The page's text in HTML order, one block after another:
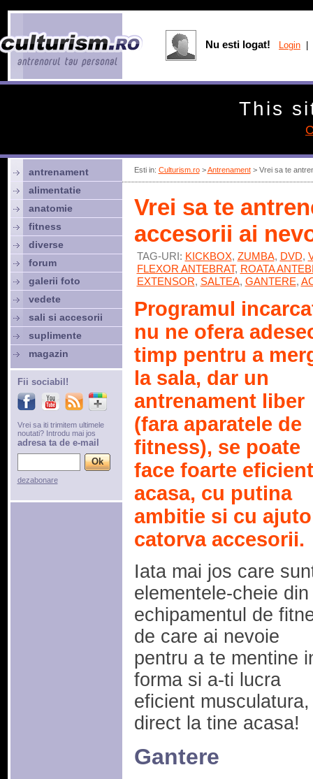
Esti in: Culturism.ro>Antrenament> Vrei sa te
Vrei sa te
accesorii ai
TAG-URI: KICKBOX, ZUMBA, DVD,
FLEXOR ANTEBRAT, ROATA
EXTENSOR, SALTEA, GANTERE,
Programul
nu ne ofera
timp pentru a
la sala, dar un
antrenament liber
(fara aparatele de
fitness), se poate
face foarte
acasa, cu putina
ambitie si cu
catorva accesorii.
Iata mai jos care
elementele-cheie din
echipamentul de
de care ai nevoie
pentru a te mentine
forma si a-ti lucra
eficient musculatura,
direct la tine acasa!
Gantere
antrenament
alimentatie
anatomie
fitness
diverse
forum
galerii foto
vedete
sali si accesorii
suplimente
magazin
Fii sociabil!
Vrei sa iti trimitem ultimele
noutati? Introdu mai jos
adresa ta de e-mail
dezabonare
Nu esti logat! Login
This